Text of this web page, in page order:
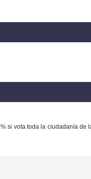
si vota toda la ciudadanía